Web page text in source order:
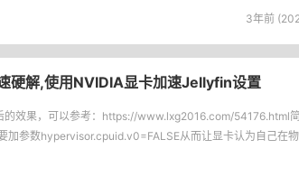
的截图1、首先，您需要准备
3年前
硬解,使用NVIDIA显卡加速Jellyfin设置
效果，可以参考：https://www.lxg2016.com/54176.html简
加参数hypervisor.cpuid.v0=FALSE从而让显卡认为自己在物